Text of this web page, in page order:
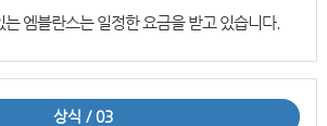
엠블란스는 일정한 요금을 받고 있습니다.
상식 / 03